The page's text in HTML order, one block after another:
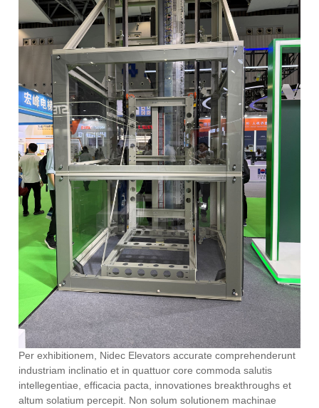
Per exhibitionem, Nidec Elevators accurate comprehenderunt
industriam inclinatio et in quattuor core commoda salutis
intellegentiae, efficacia pacta, innovationes breakthroughs et
altum solatium percepit. Non solum solutionem machinae